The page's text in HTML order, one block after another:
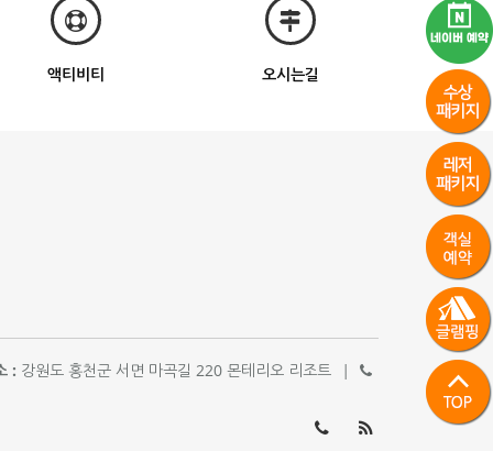
액티비티 오시는길
: 강원도 홍천군 서면 마곡길 220 몬테리오 리조트 |